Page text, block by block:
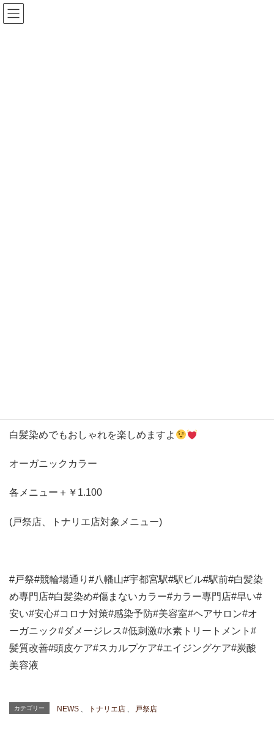
白髪染めでもおしゃれを楽しめますよ
オーガニックカラー
各メニュー＋￥1.100
(戸祭店、トナリエ店対象メニュー)
#戸祭#競輪場通り #八幡山#宇都宮駅#駅ビル#駅前#白髪染
め専門店#白髪染め#傷まないカラー#カラー専門店#早い#
安い#安心#コロナ対策#感染予防#美容室#ヘアサロン#オ
ーガニック#ダメージレス#低刺激#水素トリートメント #
髪質改善#頭皮ケア#スカルプケア#エイジングケア#炭酸
美容液
カテゴリー NEWS 、 トナリエ店 、 戸祭店